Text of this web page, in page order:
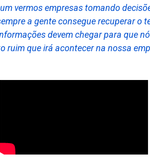
vermos empresas tomando
a gente consegue recuperar o
devem chegar para que
ruim que irá acontecer na nossa